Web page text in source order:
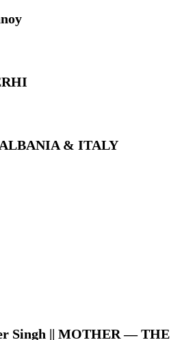
& ITALY
Singh || MOTHER — THE